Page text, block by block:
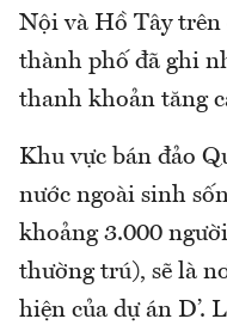
Nội và Hồ Tây trên
thành phố đã ghi
thanh khoản tăng
Khu vực bán đảo
nước ngoài sinh
khoảng 3.000
thường trú), sẽ là
hiện của dự án D’.